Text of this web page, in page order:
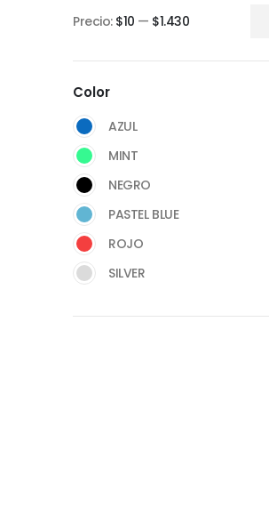
Precio: $10 — $1.430
Color
AZUL
MINT
NEGRO
PASTEL BLUE
ROJO
SILVER